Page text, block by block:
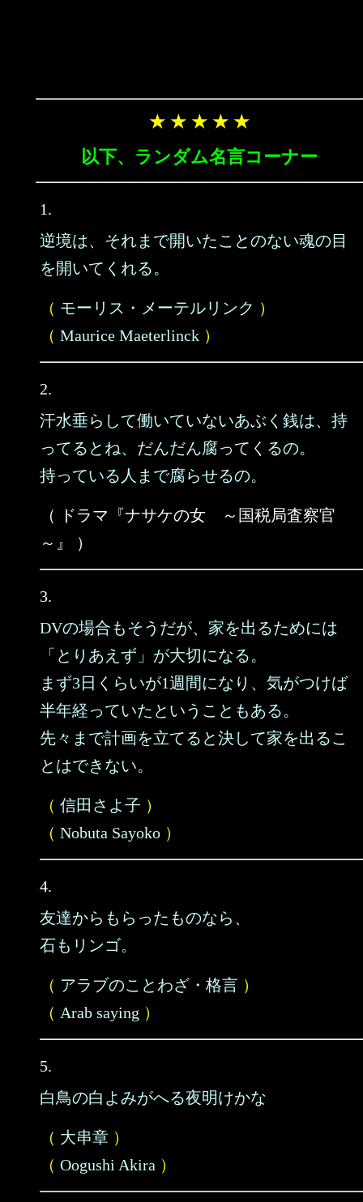
★ ★ ★ ★ ★
以下、ランダム名言コーナー
1.
逆境は、それまで開いたことのない魂の目
を開いてくれる。
（ モーリス・メーテルリンク ）
（ Maurice Maeterlinck ）
2.
汗水垂らして働いていないあぶく銭は、持
ってるとね、だんだん腐ってくるの。
持っている人まで腐らせるの。
（ ドラマ『ナサケの女 ～国税局査察官
～』 ）
3.
DVの場合もそうだが、家を出るためには
「とりあえず」が大切になる。
まず3日くらいが1週間になり、気がつけば
半年経っていたということもある。
先々まで計画を立てると決して家を出るこ
とはできない。
（ 信田さよ子 ）
（ Nobuta Sayoko ）
4.
友達からもらったものなら、
石もリンゴ。
（ アラブのことわざ・格言 ）
（ Arab saying ）
5.
白鳥の白よみがへる夜明けかな
（ 大串章 ）
（ Oogushi Akira ）